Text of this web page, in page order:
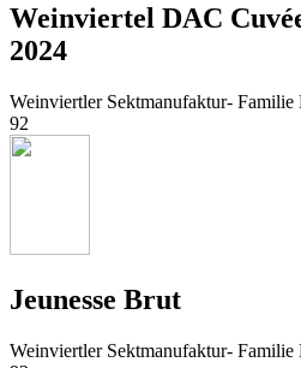
Weinviertel DAC
2024
Weinviertler Sektmanufaktur- Familie
92
Jeunesse Brut
Weinviertler Sektmanufaktur- Familie